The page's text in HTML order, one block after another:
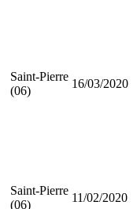
Saint-Pierre
(06)
16/03/2020
Saint-Pierre
(06)
11/02/2020